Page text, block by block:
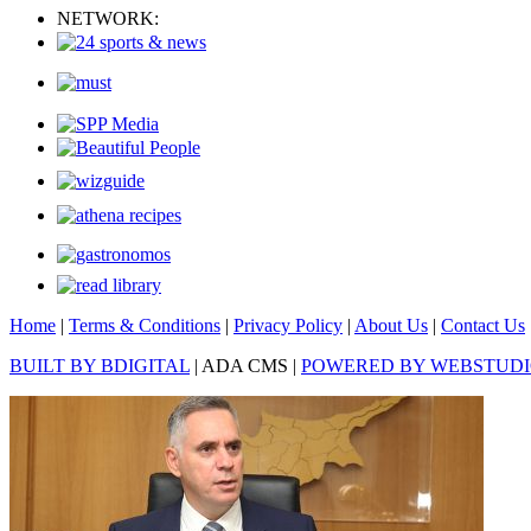
NETWORK:
Home | Terms & Conditions | Privacy Policy | About Us | Contact Us
BUILT BY BDIGITAL | ADA CMS | POWERED BY